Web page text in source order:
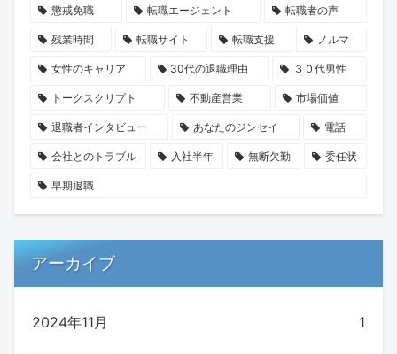
懲戒免職 転職エージェント 転職者の声
残業時間 転職サイト 転職支援 ノルマ
女性のキャリア 30代の退職理由 ３０代男性
トークスクリプト 不動産営業 市場価値
退職者インタビュー あなたのジンセイ 電話
会社とのトラブル 入社半年 無断欠勤 委任状
早期退職
アーカイブ
2024年11月 1